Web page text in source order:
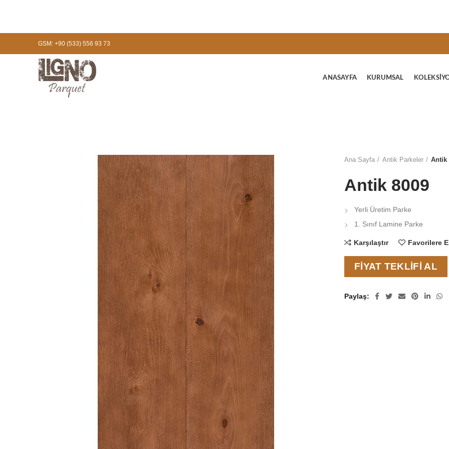
GSM: +90 (533) 556 93 73
ANASAYFA KURUMSAL
Ana Sayfa Antik Parkeler Antik
Antik 8009
Yerli Üretim Parke
1. Sınıf Lamine Parke
Karşılaştır Favorilere
FIYAT TEKLIFI AL
Paylaş